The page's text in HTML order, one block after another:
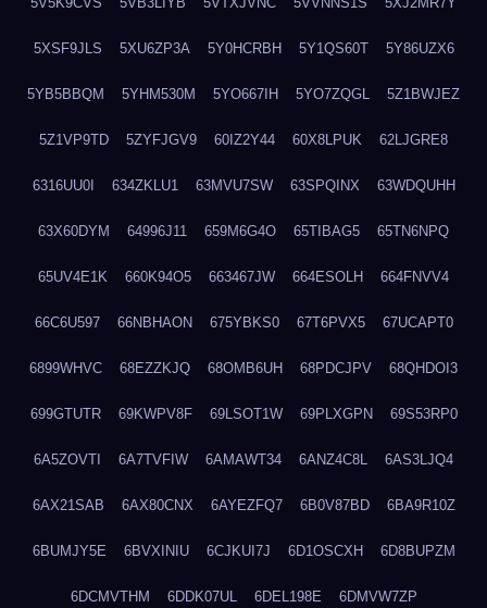
5XSF9JLS 5XU6ZP3A 5Y0HCRBH 5Y1QS60T 5Y86UZX6
5YB5BBQM 5YHM530M 5YO667IH 5YO7ZQGL 5Z1BWJEZ
5Z1VP9TD 5ZYFJGV9 60IZ2Y44 60X8LPUK 62LJGRE8
6316UU0I 634ZKLU1 63MVU7SW 63SPQINX 63WDQUHH
63X60DYM 64996J11 659M6G4O 65TIBAG5 65TN6NPQ
65UV4E1K 660K94O5 663467JW 664ESOLH 664FNVV4
66C6U597 66NBHAON 675YBKS0 67T6PVX5 67UCAPT0
6899WHVC 68EZZKJQ 68OMB6UH 68PDCJPV 68QHDOI3
699GTUTR 69KWPV8F 69LSOT1W 69PLXGPN 69S53RP0
6A5ZOVTI 6A7TVFIW 6AMAWT34 6ANZ4C8L 6AS3LJQ4
6AX21SAB 6AX80CNX 6AYEZFQ7 6B0V87BD 6BA9R10Z
6BUMJY5E 6BVXINIU 6CJKUI7J 6D1OSCXH 6D8BUPZM
6DCMVTHM 6DDK07UL 6DEL198E 6DMVW7ZP